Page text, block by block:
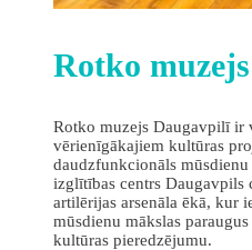
Rotko muzejs
Rotko muzejs Daugavpilī ir
vērienīgākajiem kultūras
daudzfunkcionāls
izglītības centrs Daugavpils
artilērijas arsenāla ēkā, kur
mūsdienu mākslas
kultūras pieredzējumu.